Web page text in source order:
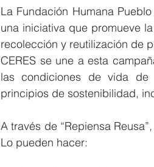
La Fundación Humana
una iniciativa que promueve
recolección y reutilización de
CERES se une a esta
las condiciones de vida de
principios de sostenibilidad,
A través de “Repiensa
Lo pueden hacer: